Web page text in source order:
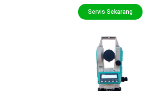
Servis Sekarang